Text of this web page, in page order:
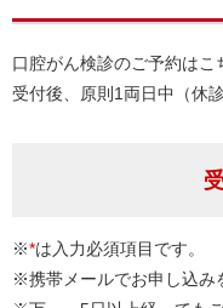
口腔がん検診のご予約はこ
受付後、原則1両日中（休
※*は入力必須項目です。
※携帯メールでお申し込み